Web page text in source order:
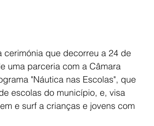
cerimónia que decorreu a 24 de
uma parceria com a Câmara
"Náutica nas Escolas", que
escolas do município, e, visa
e surf a crianças e jovens com